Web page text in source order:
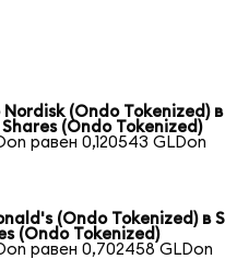
Nordisk (Ondo Tokenized) в
(Ondo Tokenized)
равен 0,120543 GLDon
(Ondo Tokenized) в
(Ondo Tokenized)
равен 0,702458 GLDon